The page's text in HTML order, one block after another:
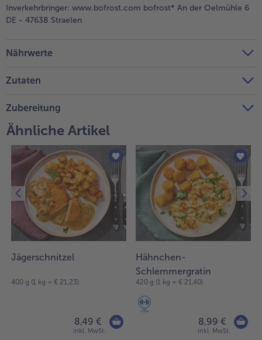
Inverkehrbringer: www.bofrost.com bofrost* An der Oelmühle 6
DE - 47638 Straelen
Nährwerte
Zutaten
Zubereitung
Ähnliche Artikel
Jägerschnitzel
400 g (1 kg = € 21,23)
8,49 €
inkl. MwSt.
Hähnchen-
Schlemmergratin
420 g (1 kg = € 21,40)
8,99 €
inkl. MwSt.